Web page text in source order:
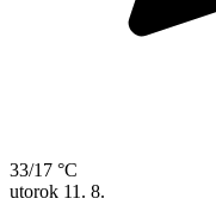
33/17 °C
utorok 11. 8.